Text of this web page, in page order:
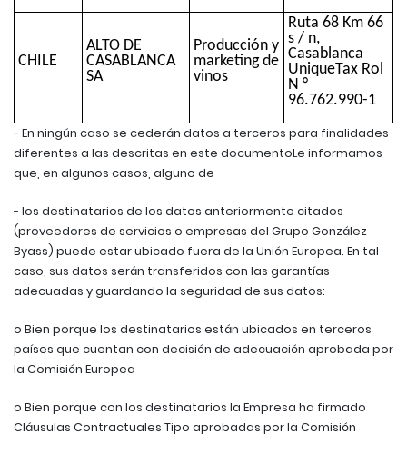
CHILE
ALTO DE
CASABLANCA
SA
Producción y
marketing de
vinos
Ruta 68 Km 66
s / n,
Casablanca
UniqueTax Rol
N °
96.762.990-1
- En ningún caso se cederán datos a terceros para finalidades
diferentes a las descritas en este documentoLe informamos
que, en algunos casos, alguno de
- los destinatarios de los datos anteriormente citados
(proveedores de servicios o empresas del Grupo González
Byass) puede estar ubicado fuera de la Unión Europea. En tal
caso, sus datos serán transferidos con las garantías
adecuadas y guardando la seguridad de sus datos:
o Bien porque los destinatarios están ubicados en terceros
países que cuentan con decisión de adecuación aprobada por
la Comisión Europea
o Bien porque con los destinatarios la Empresa ha firmado
Cláusulas Contractuales Tipo aprobadas por la Comisión